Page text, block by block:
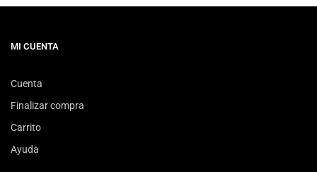
MI CUENTA
Cuenta
Finalizar compra
Carrito
Ayuda